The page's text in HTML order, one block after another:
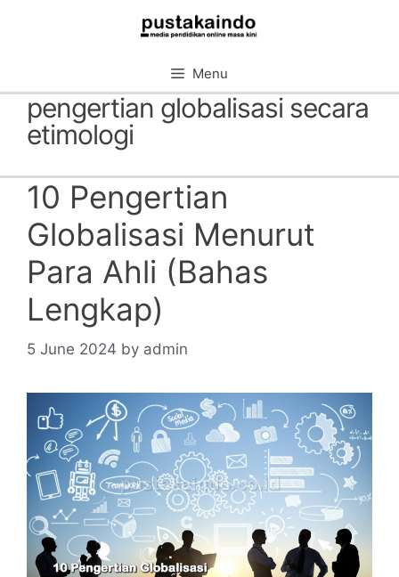
Menu
pengertian globalisasi secara
etimologi
10 Pengertian
Globalisasi Menurut
Para Ahli (Bahas
Lengkap)
5 June 2024 by admin